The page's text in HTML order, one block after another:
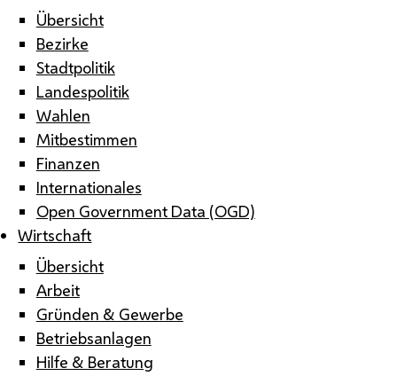
Übersicht
Bezirke
Stadtpolitik
Landespolitik
Wahlen
Mitbestimmen
Finanzen
Internationales
Open Government Data (OGD)
Wirtschaft
Übersicht
Arbeit
Gründen & Gewerbe
Betriebsanlagen
Hilfe & Beratung